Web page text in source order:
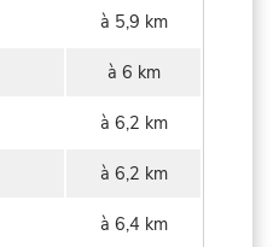
à 5,9 km
à 6 km
à 6,2 km
à 6,2 km
à 6,4 km